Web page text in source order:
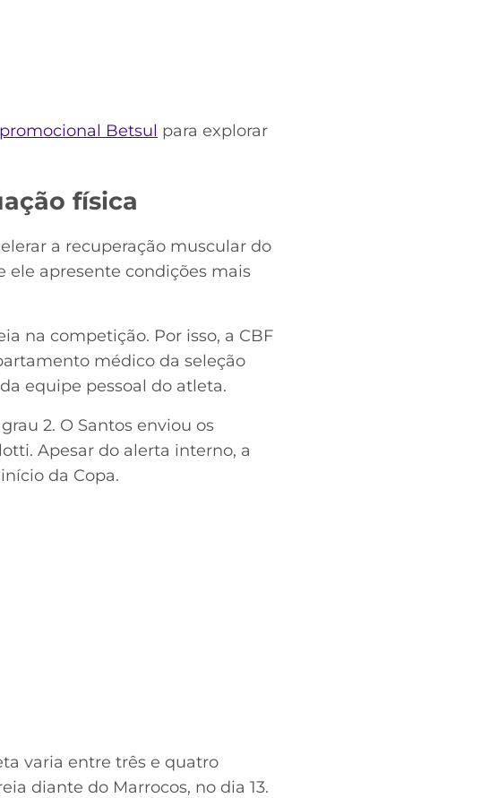
Betsul para explorar
física
a recuperação muscular do
ele apresente condições mais
na competição. Por isso, a CBF
médico da seleção
equipe pessoal do atleta.
2. O Santos enviou os
Apesar do alerta interno, a
da Copa.
varia entre três e quatro
diante do Marrocos, no dia 13.